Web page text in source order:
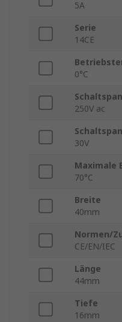
5A
Serie
14CE
0°C
250V ac
30V
Maximale
70°C
Breite
40mm
Normen/
CE/EN/IEC
Länge
44mm
Tiefe
16mm